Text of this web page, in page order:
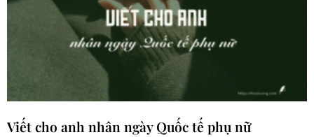
Viết cho anh nhân ngày Quốc tế phụ nữ